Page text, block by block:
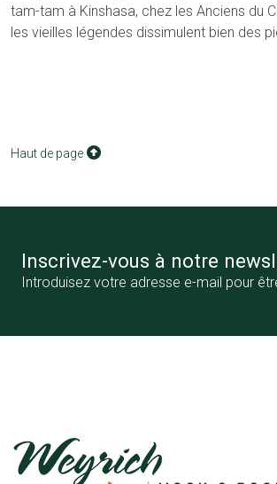
tam-tam à Kinshasa, chez les Anciens du
les vieilles légendes dissimulent bien des
Haut de page
Inscrivez-vous à notre
Introduisez votre adresse e-mail pour